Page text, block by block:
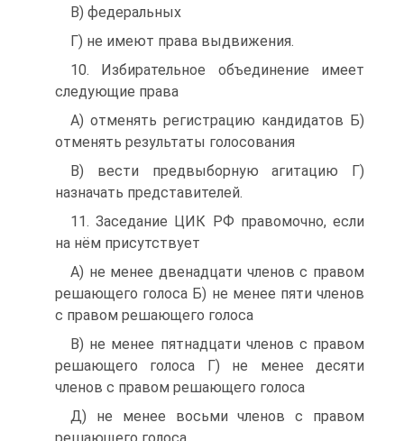
B) федеральных
Г) не имеют права выдвижения.
10. Избирательное объединение имеет
следующие права
A) отменять регистрацию кандидатов Б)
отменять результаты голосования
B) вести предвыборную агитацию Г)
назначать представителей.
11. Заседание ЦИК РФ правомочно, если
на нём присутствует
A) не менее двенадцати членов с правом
решающего голоса Б) не менее пяти членов
с правом решающего голоса
B) не менее пятнадцати членов с правом
решающего голоса Г) не менее десяти
членов с правом решающего голоса
Д) не менее восьми членов с правом